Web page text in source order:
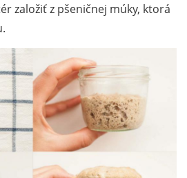
založiť z pšeničnej múky, ktorá